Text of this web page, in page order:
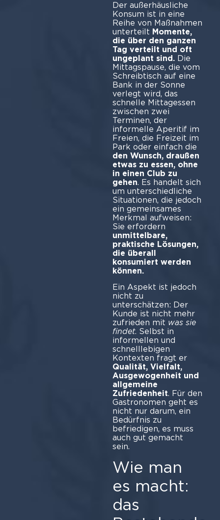
Der außerhäusliche
Konsum ist in eine
Reihe von Maßnahmen
unterteilt Momente,
die über den ganzen
Tag verteilt und oft
ungeplant sind.Die
Mittagspause, die vom
Schreibtisch auf eine
Bank in der Sonne
verlegt wird, das
schnelle Mittagessen
zwischen zwei
Terminen, der
informelle Aperitif im
Freien, die Freizeit im
Park oder einfach die
den Wunsch, draußen
etwas zu essen, ohne
in einen Club zu
gehen. Es handelt sich
um unterschiedliche
Situationen, die jedoch
ein gemeinsames
Merkmal aufweisen:
Sie erfordern
unmittelbare,
praktische Lösungen,
die überall
konsumiert werden
können.
Ein Aspekt ist jedoch
nicht zu
unterschätzen: Der
Kunde ist nicht mehr
zufrieden mit was sie
findet. Selbst in
informellen und
schnelllebigen
Kontexten fragt er
Qualität, Vielfalt,
Ausgewogenheit und
allgemeine
Zufriedenheit. Für den
Gastronomen geht es
nicht nur darum, ein
Bedürfnis zu
befriedigen, es muss
auch gut gemacht
Wie man
es macht:
das